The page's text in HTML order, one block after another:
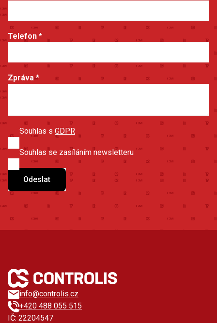
Telefon *
Zpráva*
Souhlas s GDPR
Souhlas se zasíláním newsletteru
Odeslat
info@controlis.cz
+420 488 055 515
IČ: 22204547